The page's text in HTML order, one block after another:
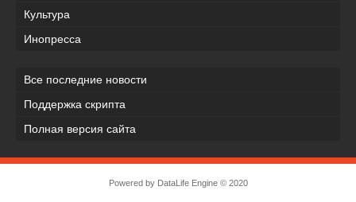
Культура
Инопресса
Все последние новости
Поддержка скрипта
Полная версия сайта
Powered by DataLife Engine© 2020